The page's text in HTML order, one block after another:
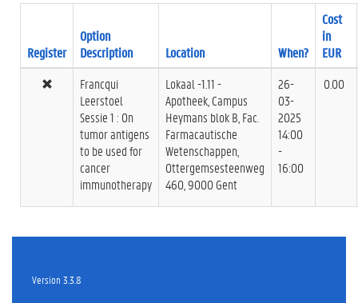
Register
Option
Description
Location When?
Cost
in
EUR
Francqui
Leerstoel
Sessie 1 : On
tumor antigens
to be used for
cancer
immunotherapy
Lokaal -1.11 -
Apotheek, Campus
Heymans blok B, Fac.
Farmacautische
Wetenschappen,
Ottergemsesteenweg
460, 9000 Gent
26-
03-
2025
14:00
-
16:00
0.00
Version 3.3.8